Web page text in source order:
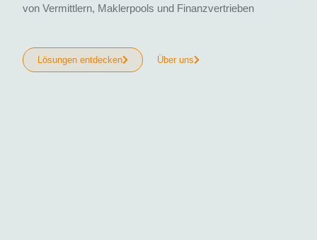
von Vermittlern, Maklerpools und Finanzvertrieben
Lösungen entdecken Über uns